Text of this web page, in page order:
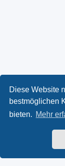
Diese Website
bestmöglichen
bieten. Mehr